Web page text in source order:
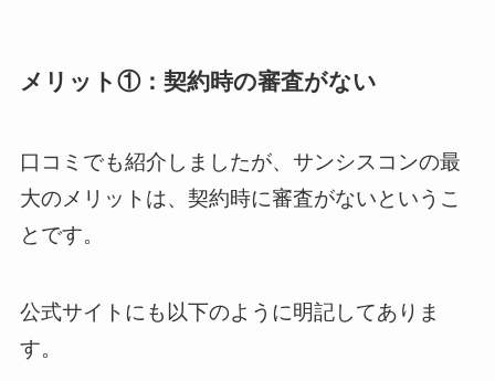
メリット①：契約時の審査がない
口コミでも紹介しましたが、サンシスコンの最
大のメリットは、契約時に審査がないというこ
とです。
公式サイトにも以下のように明記してありま
す。